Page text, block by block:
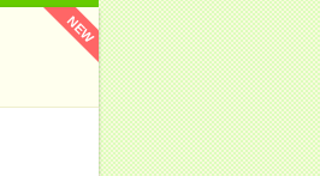
NEW